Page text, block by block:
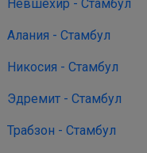
Невшехир - Стамбул
Алания - Стамбул
Никосия - Стамбул
Эдремит - Стамбул
Трабзон - Стамбул